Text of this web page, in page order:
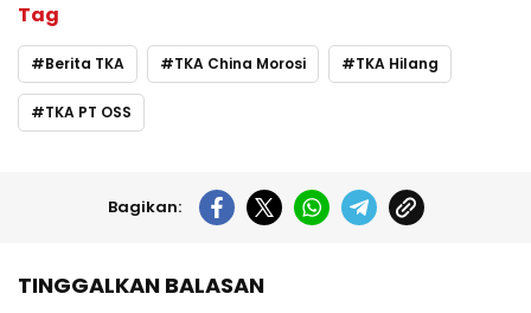
Tag
Berita TKA TKA China Morosi TKA Hilang
TKA PT OSS
Bagikan:
TINGGALKAN BALASAN